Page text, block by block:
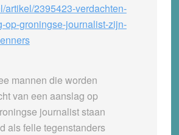
artikel/2395423-verdachten-
op-groningse-journalist-zijn-
mannen die worden
van een aanslag op
journalist staan
als felle tegenstanders